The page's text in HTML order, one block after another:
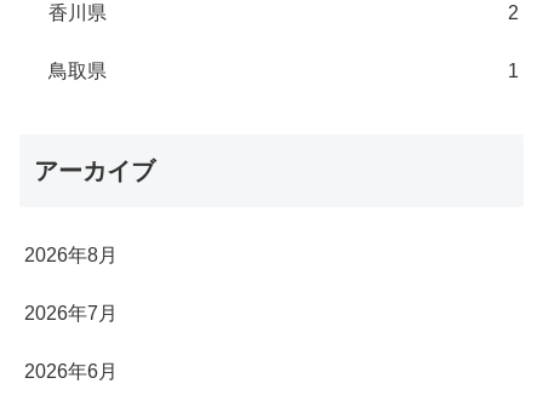
香川県 2
鳥取県 1
アーカイブ
2026年8月
2026年7月
2026年6月